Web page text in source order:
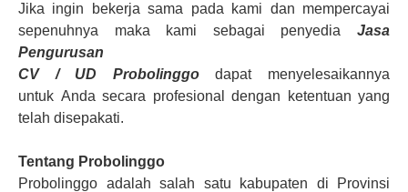
Jika ingin bekerja sama pada kami dan mempercayai
sepenuhnya maka kami sebagai penyedia Jasa
Pengurusan
CV
/ UD Probolinggo
dapat menyelesaikannya
untuk Anda secara profesional dengan ketentuan yang
telah disepakati.
Tentang Probolinggo
Probolinggo adalah salah satu kabupaten di Provinsi